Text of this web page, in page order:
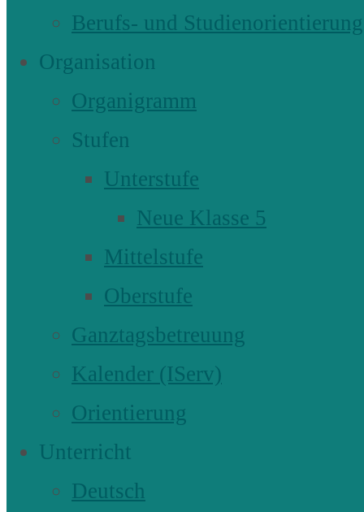
Berufs- und Studienorientierung
Organisation
Organigramm
Stufen
Unterstufe
Neue Klasse 5
Mittelstufe
Oberstufe
Ganztagsbetreuung
Kalender (IServ)
Orientierung
Unterricht
Deutsch